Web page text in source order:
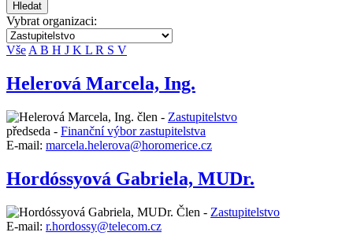
Hledat
Vybrat organizaci:
Vše A B H J K L R S V
Helerová Marcela, Ing.
člen - Zastupitelstvo
předseda - Finanční výbor zastupitelstva
E-mail: marcela.helerova@horomerice.cz
Hordóssyová Gabriela, MUDr.
Člen - Zastupitelstvo
E-mail: r.hordossy@telecom.cz